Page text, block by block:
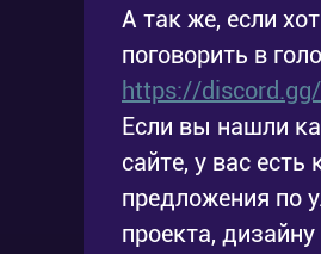
А так же, если
поговорить в
https://
Если вы нашли
сайте, у вас есть
предложения по
проекта,